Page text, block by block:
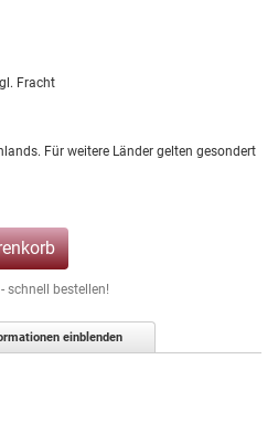
Fracht
Für weitere Länder gelten gesondert
schnell bestellen!
einblenden